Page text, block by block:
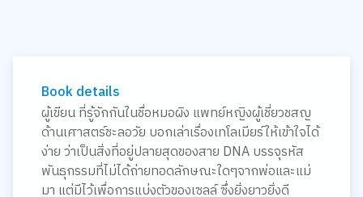
Book details
ผู้เขียน ที่รู้จักกันในชื่อหมอผิง แพทย์หญิงผู้เชี่ยวชสญ
ด้านเศาสตร์ชะลอวัย บอกเล่าเรื่องเทโลเมียร์ให้เข้าใจได้
ง่าย ว่าเป็นสิ่งที่อยู่ปลายสุดของสาย DNA บรรจุรหัส
พันธุกรรมที่ไม่ได้ถ่ายทอดลักษณะใดๆจากพ่อและแม่
มา แต่มีไว้เพื่อการแบ่งตัวของเซลล์ ซึ่งยิ่งยาวยิ่งดี